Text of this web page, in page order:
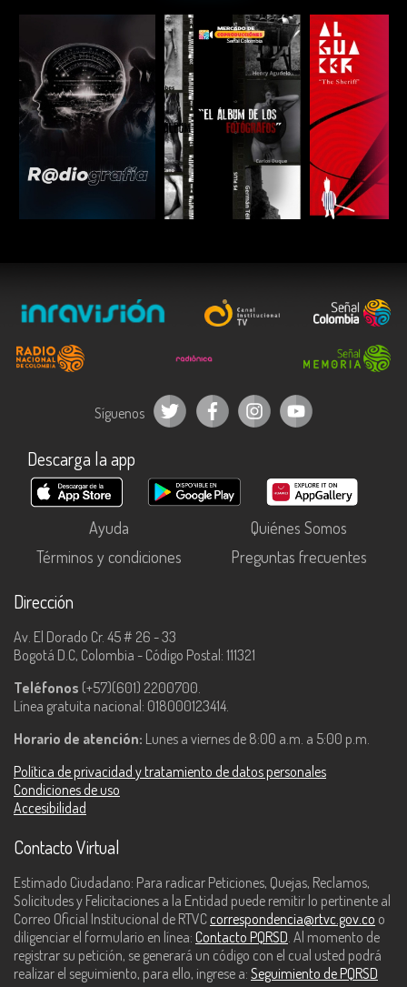
ESCUCHAR
Síguenos
Descarga la app
Ayuda
Quiénes Somos
Términos y condiciones
Preguntas frecuentes
Dirección
Av. El Dorado Cr. 45 # 26 - 33
Bogotá D.C, Colombia - Código Postal: 111321
Teléfonos (+57)(601) 2200700.
Línea gratuita nacional: 018000123414.
Horario de atención: Lunes a viernes de 8:00 a.m. a 5:00 p.m.
Política de privacidad y tratamiento de datos personales
Condiciones de uso
Accesibilidad
Contacto Virtual
Estimado Ciudadano: Para radicar Peticiones, Quejas, Reclamos,
Solicitudes y Felicitaciones a la Entidad puede remitir lo pertinente al
Correo Oficial Institucional de RTVC correspondencia@rtvc.gov.co o
diligenciar el formulario en línea: Contacto PQRSD. Al momento de
registrar su petición, se generará un código con el cual usted podrá
realizar el seguimiento, para ello, ingrese a: Seguimiento de PQRSD